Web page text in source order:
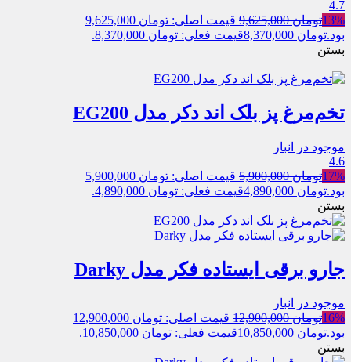
4.7
13%تومان9,625,000
قیمت اصلی: تومان 9,625,000
بود.تومان
قیمت فعلی: تومان 8,370,000.
بستن
تخم‌مرغ‌ پز بلک اند دکر مدل EG200
موجود در انبار
4.6
17%تومان5,900,000
قیمت اصلی: تومان 5,900,000
بود.تومان
قیمت فعلی: تومان 4,890,000.
بستن
جارو برقی ایستاده فکر مدل Darky
موجود در انبار
16%تومان12,900,000
قیمت اصلی: تومان 12,900,000
بود.تومان
قیمت فعلی: تومان 10,850,000.
بستن